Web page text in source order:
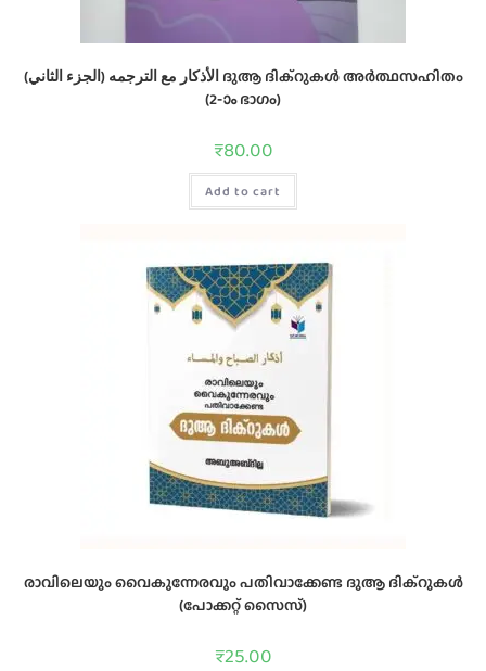
الأذكار مع الترجمه (الجزء الثاني) ദുആ ദിക്റുകൾ അർത്ഥസഹിതം
(2-ാം ഭാഗം)
₹80.00
Add to cart
രാവിലെയും വൈകുന്നേരവും പതിവാക്കേണ്ട ദുആ ദിക്‌റുകള്‍
(പോക്കറ്റ് സൈസ്)
₹25.00